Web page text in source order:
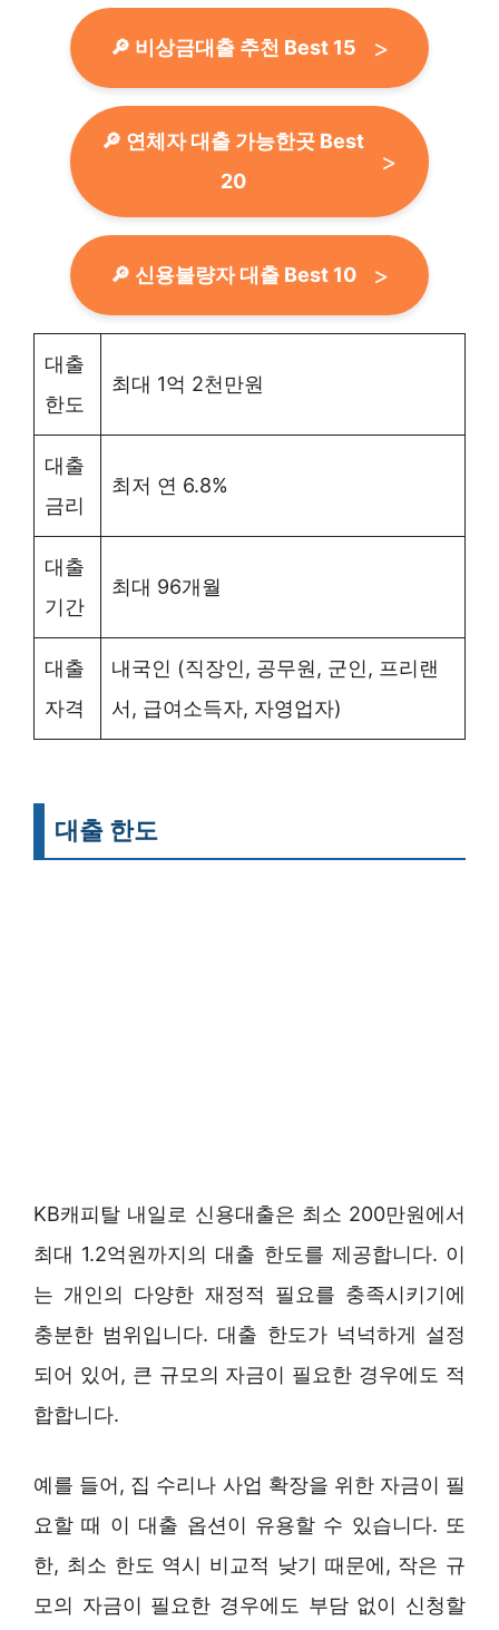
🔎 비상금대출 추천 Best 15
🔎 연체자 대출 가능한곳 Best
20
🔎 신용불량자 대출 Best 10
대출
한도
최대 1억 2천만원
대출
금리
최저 연 6.8%
대출
기간
최대 96개월
대출
자격
내국인 (직장인, 공무원, 군인, 프리랜
서, 급여소득자, 자영업자)
대출 한도
KB캐피탈 내일로 신용대출은 최소 200만원에서
최대 1.2억원까지의 대출 한도를 제공합니다. 이
는 개인의 다양한 재정적 필요를 충족시키기에
충분한 범위입니다. 대출 한도가 넉넉하게 설정
되어 있어, 큰 규모의 자금이 필요한 경우에도 적
합합니다.
예를 들어, 집 수리나 사업 확장을 위한 자금이 필
요할 때 이 대출 옵션이 유용할 수 있습니다. 또
한, 최소 한도 역시 비교적 낮기 때문에, 작은 규
모의 자금이 필요한 경우에도 부담 없이 신청할